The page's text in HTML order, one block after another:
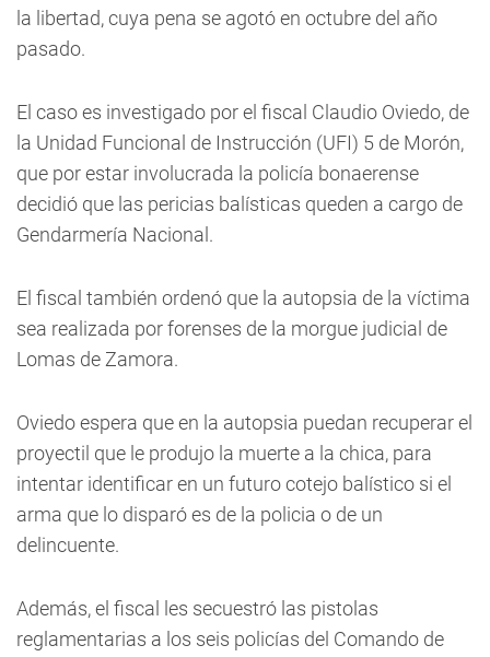
la libertad, cuya pena se agotó en octubre del año
pasado.
El caso es investigado por el fiscal Claudio Oviedo, de
la Unidad Funcional de Instrucción (UFI) 5 de Morón,
que por estar involucrada la policía bonaerense
decidió que las pericias balísticas queden a cargo de
Gendarmería Nacional.
El fiscal también ordenó que la autopsia de la víctima
sea realizada por forenses de la morgue judicial de
Lomas de Zamora.
Oviedo espera que en la autopsia puedan recuperar el
proyectil que le produjo la muerte a la chica, para
intentar identificar en un futuro cotejo balístico si el
arma que lo disparó es de la policia o de un
delincuente.
Además, el fiscal les secuestró las pistolas
reglamentarias a los seis policías del Comando de